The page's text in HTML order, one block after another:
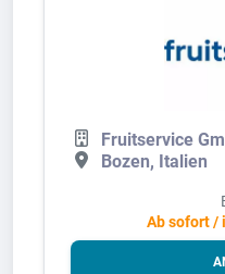
Fruitservice
Bozen, Italien
Ab sofort /